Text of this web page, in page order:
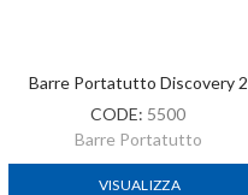
Barre Portatutto Discovery 2
CODE: 5500
Barre Portatutto
VISUALIZZA